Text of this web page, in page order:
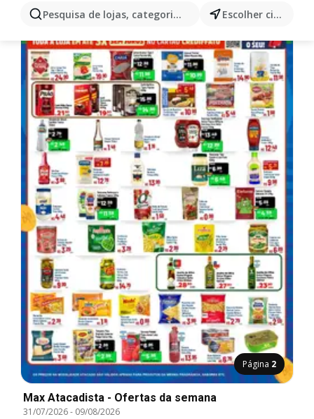
Pesquisa de lojas, categorias,produtos... Escolher cidade
Página 2
Max Atacadista - Ofertas da semana
31/07/2026- 09/08/2026